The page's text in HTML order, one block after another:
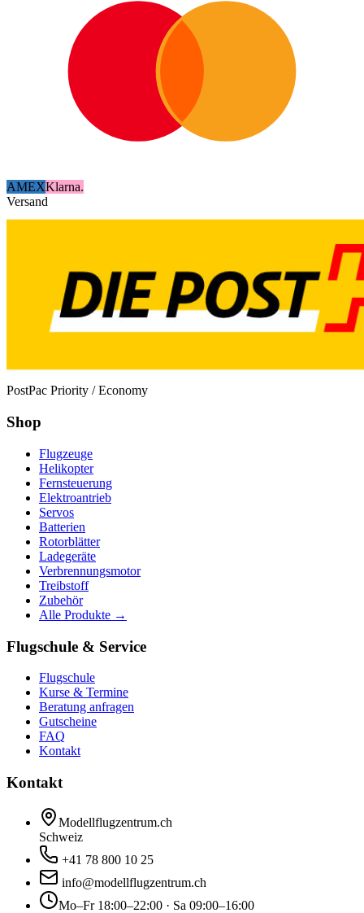
AMEXKlarna.
Versand
PostPac Priority / Economy
Shop
Flugzeuge
Helikopter
Fernsteuerung
Elektroantrieb
Servos
Batterien
Rotorblätter
Ladegeräte
Verbrennungsmotor
Treibstoff
Zubehör
Alle Produkte →
Flugschule & Service
Flugschule
Kurse & Termine
Beratung anfragen
Gutscheine
FAQ
Kontakt
Kontakt
Modellflugzentrum.ch
Schweiz
+41 78 800 10 25
info@modellflugzentrum.ch
Mo–Fr 18:00–22:00 · Sa 09:00–16:00